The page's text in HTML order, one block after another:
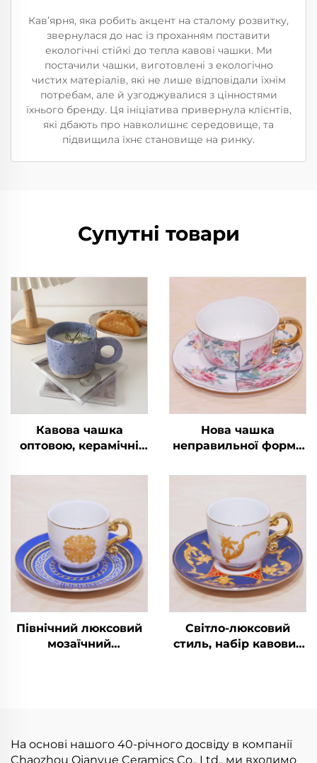
Кав’ярня, яка робить акцент на сталому розвитку,
звернулася до нас із проханням поставити
екологічні стійкі до тепла кавові чашки. Ми
постачили чашки, виготовлені з екологічно
чистих матеріалів, які не лише відповідали їхнім
потребам, але й узгоджувалися з цінностями
їхнього бренду. Ця ініціатива привернула клієнтів,
які дбають про навколишнє середовище, та
підвищила їхнє становище на ринку.
Супутні товари
Кавова чашка
оптовою, керамічні
унцій, ручної роботи,
Нова чашка
неправильної форми
керамічна, з
набір фарфорових
чашок із блюдцем
Північний люксовий
мозаїчний
кави
Світло-люксовий
стиль, набір кавових
На основі нашого 40-річного досвіду в компанії
Chaozhou Qianyue Ceramics Co., Ltd., ми входимо